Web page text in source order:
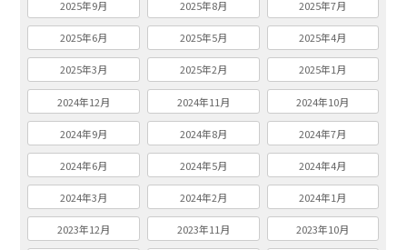
2025年9月 2025年8月 2025年7月
2025年6月 2025年5月 2025年4月
2025年3月 2025年2月 2025年1月
2024年12月 2024年11月 2024年10月
2024年9月 2024年8月 2024年7月
2024年6月 2024年5月 2024年4月
2024年3月 2024年2月 2024年1月
2023年12月 2023年11月 2023年10月